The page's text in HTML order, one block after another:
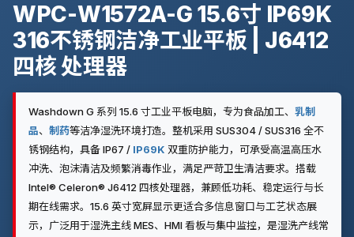
WPC-W1572A-G 15.6寸 IP69K
316不锈钢洁净工业平板 | J6412
四核 处理器
Washdown G 系列 15.6 寸工业平板电脑，专为食品加工、 乳制
品、 制药等洁净湿洗环境打造。整机采用 SUS304 / SUS316 全不
锈钢结构，具备 IP67 / IP69K 双重防护能力，可承受高温高压水
冲洗、泡沫清洁及频繁消毒作业，满足严苛卫生清洁要求。搭载
Intel® Celeron® J6412 四核处理器，兼顾低功耗、稳定运行与长
期在线需求。15.6 英寸宽屏显示更适合多信息窗口与工艺状态展
示，广泛用于湿洗主线 MES、HMI 看板与集中监控，是湿洗产线常